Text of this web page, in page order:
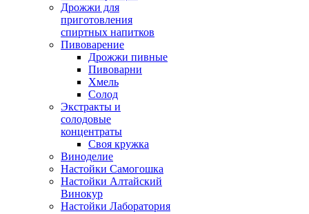
Дрожжи для
приготовления
спиртных напитков
Пивоварение
Дрожжи пивные
Пивоварни
Хмель
Солод
Экстракты и
солодовые
концентраты
Своя кружка
Виноделие
Настойки Самогошка
Настойки Алтайский
Винокур
Настойки Лаборатория